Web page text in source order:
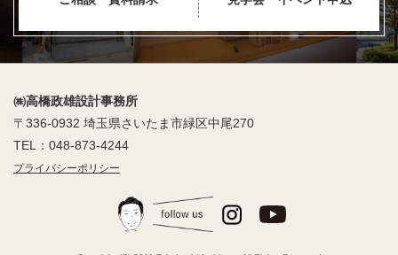
㈱高橋政雄設計事務所
〒336-0932 埼玉県さいたま市緑区中尾270
TEL：048-873-4244
プライバシーポリシー